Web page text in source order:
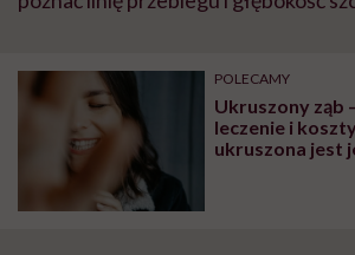
POLECAMY
Ukruszony ząb
leczenie i
ukruszona jest